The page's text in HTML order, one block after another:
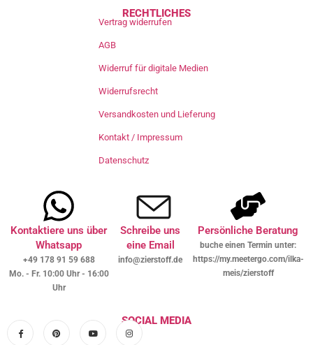
RECHTLICHES
Vertrag widerrufen
AGB
Widerruf für digitale Medien
Widerrufsrecht
Versandkosten und Lieferung
Kontakt / Impressum
Datenschutz
Kontaktiere uns über
Whatsapp
+49 178 91 59 688
Mo. - Fr. 10:00 Uhr - 16:00
Uhr
Schreibe uns
eine Email
info@zierstoff.de
Persönliche Beratung
buche einen Termin unter:
https://my.meetergo.com/ilka-
meis/zierstoff
SOCIAL MEDIA